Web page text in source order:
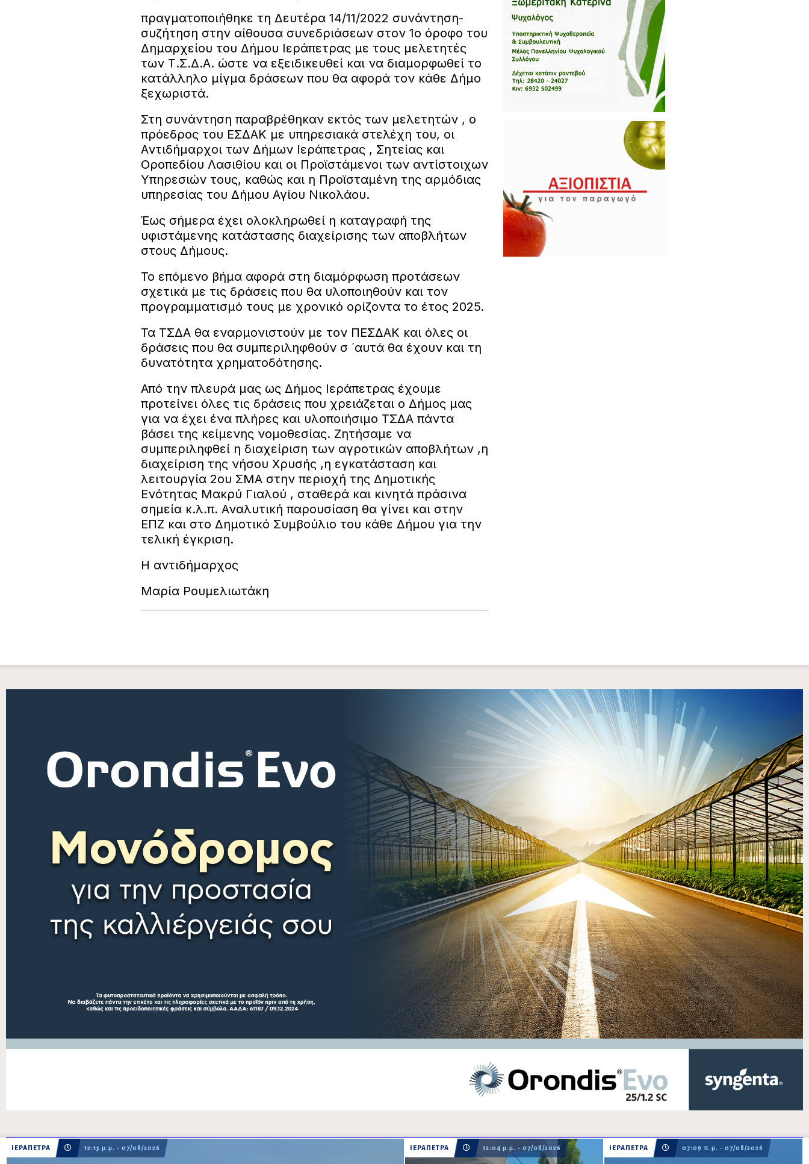
πραγματοποιήθηκε τη Δευτέρα 14/11/2022 συνάντηση-
συζήτηση στην αίθουσα συνεδριάσεων στον 1ο όροφο του
Δημαρχείου του Δήμου Ιεράπετρας με τους μελετητές
των Τ.Σ.Δ.Α. ώστε να εξειδικευθεί και να διαμορφωθεί το
κατάλληλο μίγμα δράσεων που θα αφορά τον κάθε Δήμο
ξεχωριστά.
Στη συνάντηση παραβρέθηκαν εκτός των μελετητών , ο
πρόεδρος του ΕΣΔΑΚ με υπηρεσιακά στελέχη του, οι
Αντιδήμαρχοι των Δήμων Ιεράπετρας , Σητείας και
Οροπεδίου Λασιθίου και οι Προϊστάμενοι των αντίστοιχων
Υπηρεσιών τους, καθώς και η Προϊσταμένη της αρμόδιας
υπηρεσίας του Δήμου Αγίου Νικολάου.
Έως σήμερα έχει ολοκληρωθεί η καταγραφή της
υφιστάμενης κατάστασης διαχείρισης των αποβλήτων
στους Δήμους.
Το επόμενο βήμα αφορά στη διαμόρφωση προτάσεων
σχετικά με τις δράσεις που θα υλοποιηθούν και τον
προγραμματισμό τους με χρονικό ορίζοντα το έτος 2025.
Τα ΤΣΔΑ θα εναρμονιστούν με τον ΠΕΣΔΑΚ και όλες οι
δράσεις που θα συμπεριληφθούν σ ΄αυτά θα έχουν και τη
δυνατότητα χρηματοδότησης.
Από την πλευρά μας ως Δήμος Ιεράπετρας έχουμε
προτείνει όλες τις δράσεις που χρειάζεται ο Δήμος μας
για να έχει ένα πλήρες και υλοποιήσιμο ΤΣΔΑ πάντα
βάσει της κείμενης νομοθεσίας. Ζητήσαμε να
συμπεριληφθεί η διαχείριση των αγροτικών αποβλήτων ,η
διαχείριση της νήσου Χρυσής ,η εγκατάσταση και
λειτουργία 2ου ΣΜΑ στην περιοχή της Δημοτικής
Ενότητας Μακρύ Γιαλού , σταθερά και κινητά πράσινα
σημεία κ.λ.π. Αναλυτική παρουσίαση θα γίνει και στην
ΕΠΖ και στο Δημοτικό Συμβούλιο του κάθε Δήμου για την
τελική έγκριση.
Η αντιδήμαρχος
Μαρία Ρουμελιωτάκη
ΙΕΡΑΠΕΤΡΑ 12:15 μ.μ. - 07/08/2026 ΙΕΡΑΠΕΤΡΑ 12:04 μ.μ. - 07/08/2026 ΙΕΡΑΠΕΤΡΑ 07:09 π.μ. - 07/08/2026